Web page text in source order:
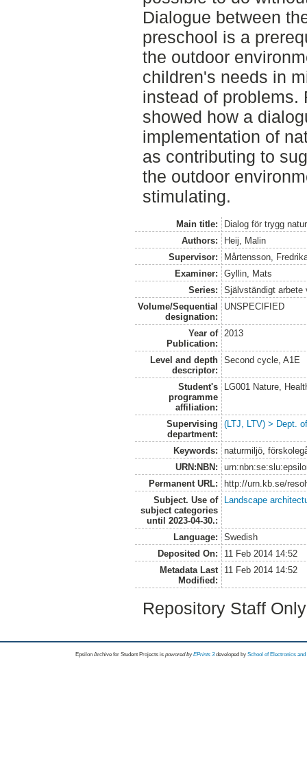
Dialogue between
preschool is a
the outdoor
children's needs in
instead of problems.
showed how a
implementation of
as contributing to
the outdoor
stimulating.
Main title:
Dialog för trygg
Authors:
Heij, Malin
Supervisor:
Mårtensson,
Examiner:
Gyllin, Mats
Series:
Självständigt arbete
Volume/Sequential
designation:
UNSPECIFIED
Year of
Publication:
2013
Level and depth
descriptor:
Second cycle, A1E
Student's
programme
affiliation:
LG001 Nature,
Supervising
department:
(LTJ, LTV) > Dept.
Keywords:
naturmiljö,
URN:NBN:
Permanent URL:
http://urn.kb.se/
Subject. Use of
subject categories
until 2023-04-30.:
Landscape
Language:
Swedish
Deposited On:
11 Feb 2014 14:52
Metadata Last
Modified:
11 Feb 2014 14:52
Repository Staff
Epsilon Archive for Student Projects is powored byEPrints 3 developed by School of Electronics